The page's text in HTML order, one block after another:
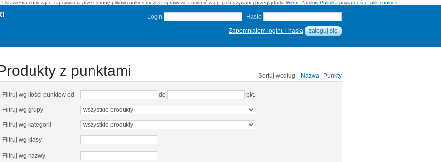
dotyczące zapisywania przez stronę plików cookies możesz sprawdzić i zmienić w opcjach używanej przeglądarki. Wiem, Zamknij Polityka prywatności - pliki cookies.
Login Hasło
Zapomniałem loginu i hasła
z punktami Sortuj według: Nazwa Punkty
Filtruj wg ilości punktów od do pkt.
Filtruj wg grupy
Filtruj wg kategorii
Filtruj wg klasy
Filtruj wg nazwy